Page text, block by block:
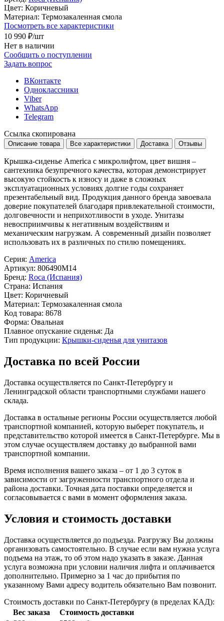
Цвет: Коричневый
Материал: Термозакаленная смола
Посмотреть все характеристики
10 990 ₽/шт
Нет в наличии
Сообщить о поступлении
Задать вопрос
ВКонтакте
Одноклассники
Viber
WhatsApp
Telegram
Ссылка скопирована
Описание товара Все характеристики Доставка Отзывы
Крышка-сиденье America с микролифтом, цвет вишня –
сантехника безупречного качества, которая демонстрирует
высокую стойкость к износу и даже в сложных
эксплуатационных условиях долгие годы сохраняет
презентабельный вид. Продукция данного бренда завоевала
доверие покупателей благодаря привлекательной стоимости,
долговечности и неприхотливости в уходе. Унитазы
невосприимчивы к негативным воздействиям и
механическим нагрузкам. А современный дизайн позволяет
использовать их в различных по стилю помещениях.
Серия: America
Артикул: 806490M14
Бренд: Roca (Испания)
Страна: Испания
Цвет: Коричневый
Материал: Термозакаленная смола
Код товара: 8678
Форма: Овальная
Плавное опускание сиденья: Да
Тип продукции: Крышки-сиденья для унитазов
Доставка по всей России
Доставка осуществляется по Санкт-Петербургу и
Ленинградской области транспортными службами нашего
склада.
Доставка в остальные регионы России осуществляется любой
транспортной компанией, которую выберет покупатель, и
представительство которой имеется в Санкт-Петербурге. Мы в
этом случае осуществляем доставку до выбранной вами
транспортной компании.
Время исполнения вашего заказа – от 1 до 3 суток в
зависимости от загруженности транспортного отдела и
района доставки. Точная дата поставки определяется и
согласовывается с вами в момент оформления заказа.
Условия и стоимость доставки
Доставка осуществляется до подъезда. Разгрузку Вы должны
организовать самостоятельно. В случае если вам нужна услуга
подъема на этаж, то об этом надо указать в заказе. Данная
услуга возможна при условии наличия лифта и оплачивается
дополнительно. Примерно за 1 час до прибытия по
указанному Вами адресу водитель обязательно Вам позвонит.
Стоимость доставки по Санкт-Петербургу (в пределах КАД):
Вес заказа
Стоимость доставки